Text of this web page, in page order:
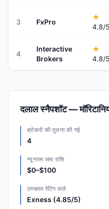
3 FxPro
★
4.8/5
4
Interactive
Brokers
★
4.8/5
दलाल स्नैपशॉट —
ब्रोकरों की तुलना की गई
4
न्यूनतम जमा राशि
$0–$100
उच्चतम रेटिंग वाले
Exness (4.85/5)